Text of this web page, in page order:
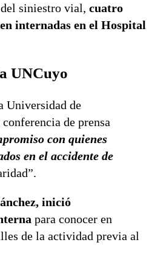
siniestro vial, cuatro
internadas en el Hospital
UNCuyo
Universidad de
de prensa
con quienes
en el accidente de
inició
para conocer en
de la actividad previa al